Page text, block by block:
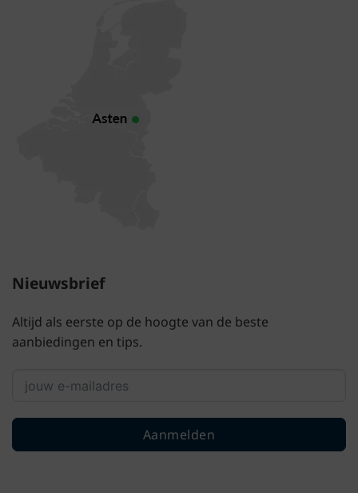
Nieuwsbrief
Altijd als eerste op de hoogte van de beste
aanbiedingen en tips.
Aanmelden